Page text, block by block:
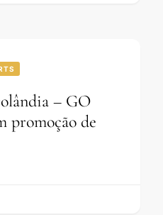
– GO
promoção de